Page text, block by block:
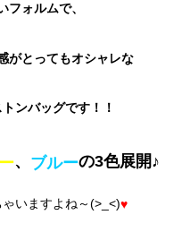
フォルムで、
がとってもオシャレな
ンバッグです！！
、 ブルーの3色展開♪
いますよね～(>_<)♥